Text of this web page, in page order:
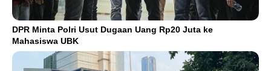
DPR Minta Polri Usut Dugaan Uang Rp20 Juta ke
Mahasiswa UBK